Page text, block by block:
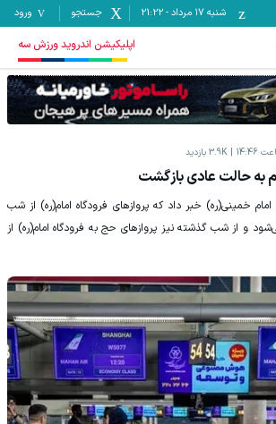
شنبه ۱۷ مرداد -
21:22 جستجو ورود
اپلیکیشن اندروید ورزش سه
3.9K بازدید
به حالت عادی بازگشت
خمینی(ره) خبر داد که پروازهای فرودگاه امام(ره) از شب
و از شب گذشته نیز پروازهای حج به فرودگاه امام(ره) از